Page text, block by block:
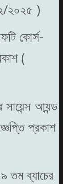
২০২৫ )
কোর্স-
(
আ্যন্ড
প্রকাশ
তম ব্যাচের